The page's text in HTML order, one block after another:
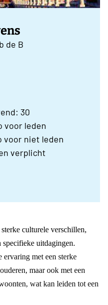
de B
30
voor leden
voor niet leden
verplicht
culturele verschillen,
specifieke uitdagingen.
met een sterke
maar ook met een
wat kan leiden tot een